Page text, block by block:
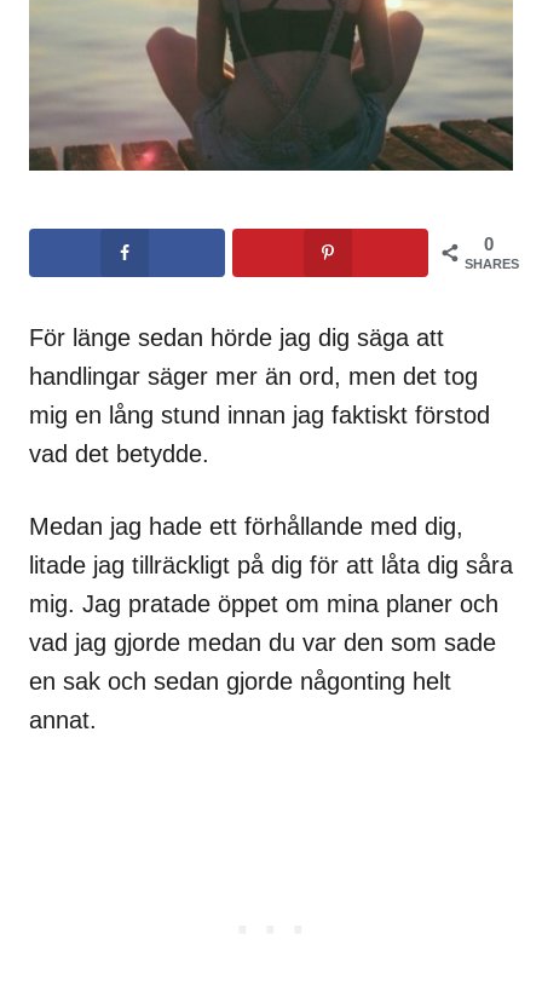
0
SHARES
För länge sedan hörde jag dig säga att
handlingar säger mer än ord, men det tog
mig en lång stund innan jag faktiskt förstod
vad det betydde.
Medan jag hade ett förhållande med dig,
litade jag tillräckligt på dig för att låta dig såra
mig. Jag pratade öppet om mina planer och
vad jag gjorde medan du var den som sade
en sak och sedan gjorde någonting helt
annat.